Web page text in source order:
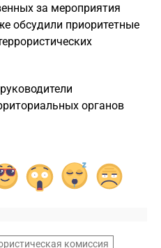
за мероприятия
обсудили приоритетные
органов
комиссия